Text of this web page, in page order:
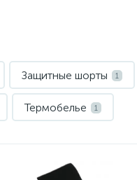
Защитные шорты 1
Термобелье 1